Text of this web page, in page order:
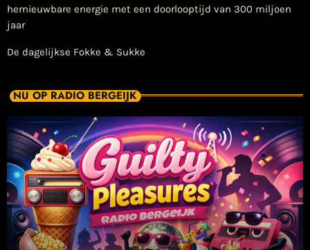
hernieuwbare energie met een doorlooptijd van 300 miljoen
jaar
De dagelijkse Fokke & Sukke
NU OP RADIO BERGEIJK